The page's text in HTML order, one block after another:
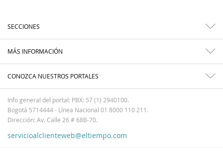
SECCIONES
MÁS INFORMACIÓN
CONOZCA NUESTROS PORTALES
Info general del portal: PBX: 57 (1) 2940100.
Bogotá 5714444 - Línea Nacional 01 8000 110 211.
Dirección: Av. Calle 26 # 68B-70.
servicioalclienteweb@eltiempo.com